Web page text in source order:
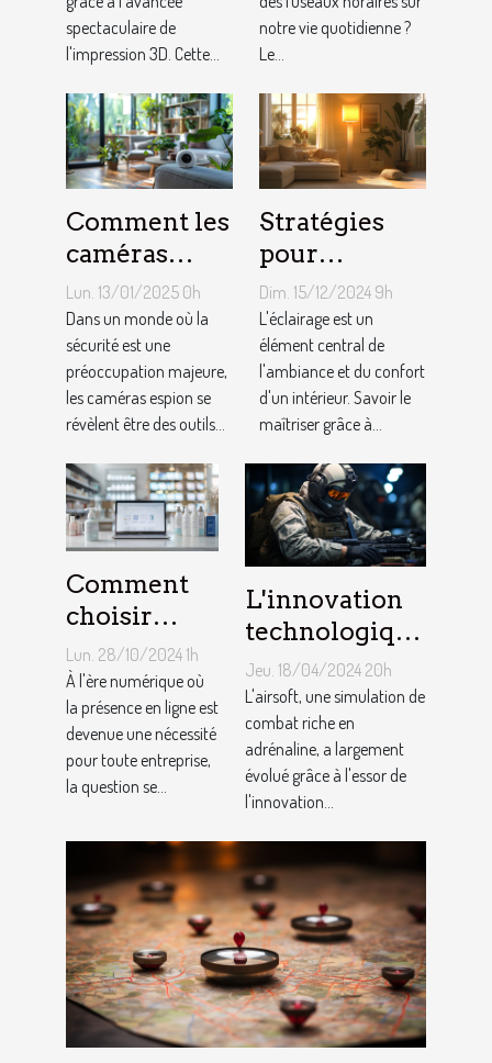
futurs usages
spectaculaire de
l'impression 3D. Cette...
sur le
quotidien
notre vie quotidienne ?
Le...
Comment les
caméras
espion
peuvent
améliorer la
sécurité de
votre
Lun. 13/01/2025 0h
Dans un monde où la
sécurité est une
préoccupation majeure,
les caméras espion se
révèlent être des outils...
Stratégies
pour
optimiser
l'éclairage de
votre maison
avec des
lampadaires
Dim. 15/12/2024 9h
L'éclairage est un
élément central de
l'ambiance et du confort
d'un intérieur. Savoir le
maîtriser grâce à...
Comment
choisir
entre une
boutique en
ligne et un
site vitrine
pour votre
activité ?
Lun. 28/10/2024 1h
À l'ère numérique où
la présence en ligne est
devenue une nécessité
pour toute entreprise,
la question se...
L'innovation
technologique
dans les
équipements
d'airsoft et son
impact sur le
jeu
Jeu. 18/04/2024 20h
L'airsoft, une simulation de
combat riche en
adrénaline, a largement
évolué grâce à l'essor de
l'innovation...